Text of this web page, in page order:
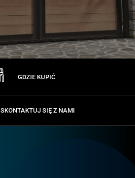
GDZIE KUPIĆ
SKONTAKTUJ SIĘ Z NAMI